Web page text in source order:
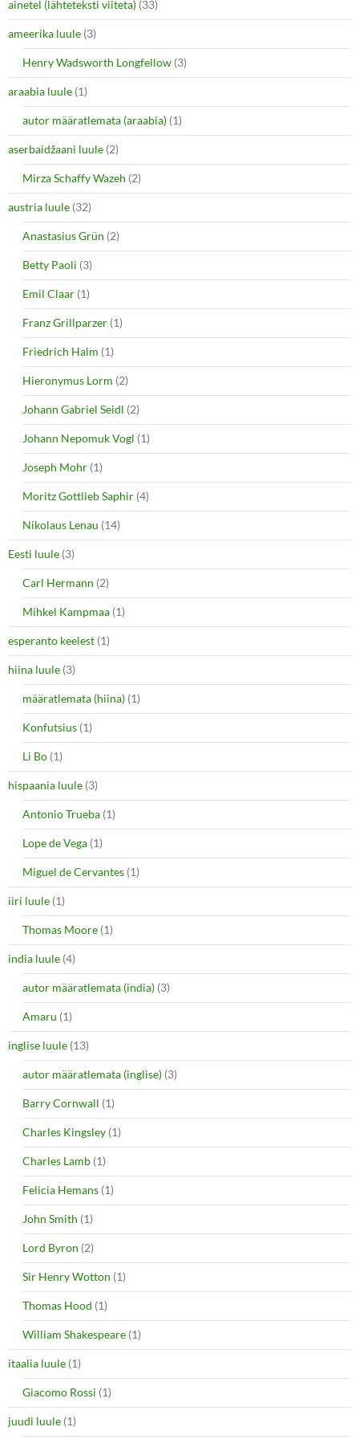
ainetel (lähteteksti viiteta) (33)
ameerika luule (3)
Henry Wadsworth Longfellow (3)
araabia luule (1)
autor määratlemata (araabia) (1)
aserbaidžaani luule (2)
Mirza Schaffy Wazeh (2)
austria luule (32)
Anastasius Grün (2)
Betty Paoli (3)
Emil Claar (1)
Franz Grillparzer (1)
Friedrich Halm (1)
Hieronymus Lorm (2)
Johann Gabriel Seidl (2)
Johann Nepomuk Vogl (1)
Joseph Mohr (1)
Moritz Gottlieb Saphir (4)
Nikolaus Lenau (14)
Eesti luule (3)
Carl Hermann (2)
Mihkel Kampmaa (1)
esperanto keelest (1)
hiina luule (3)
määratlemata (hiina) (1)
Konfutsius (1)
Li Bo (1)
hispaania luule (3)
Antonio Trueba (1)
Lope de Vega (1)
Miguel de Cervantes (1)
iiri luule (1)
Thomas Moore (1)
india luule (4)
autor määratlemata (india) (3)
Amaru (1)
inglise luule (13)
autor määratlemata (inglise) (3)
Barry Cornwall (1)
Charles Kingsley (1)
Charles Lamb (1)
Felicia Hemans (1)
John Smith (1)
Lord Byron (2)
Sir Henry Wotton (1)
Thomas Hood (1)
William Shakespeare (1)
itaalia luule (1)
Giacomo Rossi (1)
juudi luule (1)